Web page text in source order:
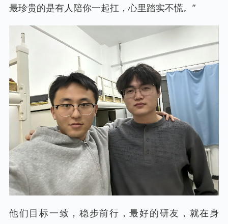
最珍贵的是有人陪你一起扛，心里踏实不慌。”
他们目标一致，稳步前行，最好的研友，就在身